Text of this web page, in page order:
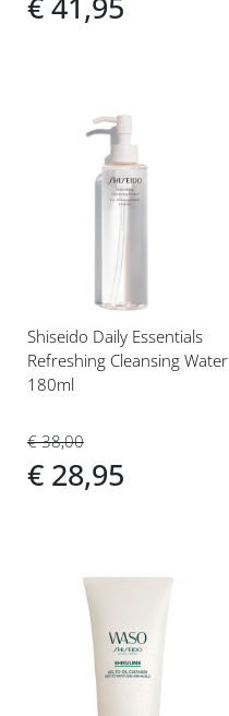
€ 41,95
verlanglijst
Shiseido Daily Essentials
Refreshing Cleansing Water
180ml
€ 38,00
€ 28,95
Voeg
verlanglijst